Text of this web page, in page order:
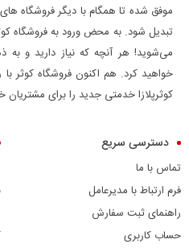
موفق شده تا همگام با دیگر فروشگاه
تبدیل شود. به محض ورود به فروشگاه
می‌شوید! هر آنچه که نیاز دارید و به
خواهید کرد. هم اکنون فروشگاه کوثر
کوثرپلازا خدمتی جدید را برای
دسترسی سریع
تماس با ما
فرم ارتباط با مدیرعامل
راهنمای ثبت سفارش
حساب کاربری